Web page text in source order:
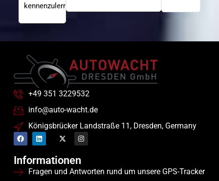
kennenzulernen.
+49 351 3229532
info@auto-wacht.de
Königsbrücker Landstraße 11, Dresden, Germany
Informationen
Fragen und Antworten rund um unsere GPS-Tracker